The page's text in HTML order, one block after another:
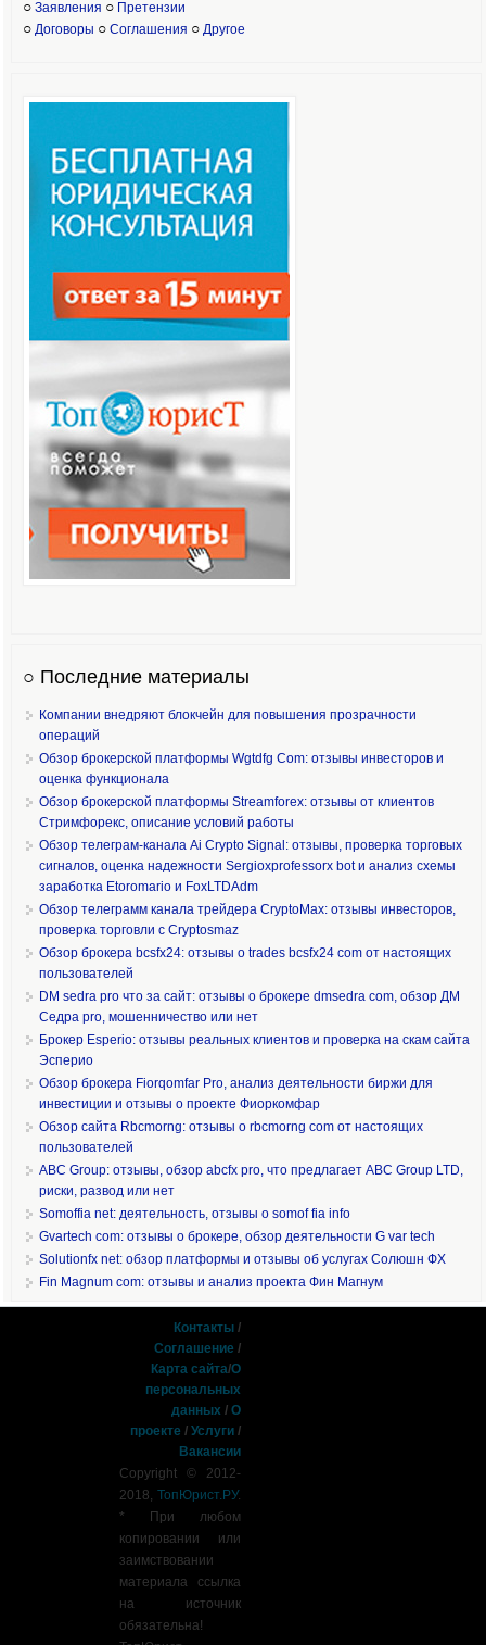
○ Заявления ○ Претензии
○ Договоры ○ Соглашения ○ Другое
○ Последние материалы
Компании внедряют блокчейн для повышения прозрачности
операций
Обзор брокерской платформы Wgtdfg Com: отзывы инвесторов и
оценка функционала
Обзор брокерской платформы Streamforex: отзывы от клиентов
Стримфорекс, описание условий работы
Обзор телеграм-канала Ai Crypto Signal: отзывы, проверка торговых
сигналов, оценка надежности Sergioxprofessorx bot и анализ схемы
заработка Etoromario и FoxLTDAdm
Обзор телеграмм канала трейдера CryptoMax: отзывы инвесторов,
проверка торговли с Cryptosmaz
Обзор брокера bcsfx24: отзывы о trades bcsfx24 com от настоящих
пользователей
DM sedra pro что за сайт: отзывы о брокере dmsedra com, обзор ДМ
Седра pro, мошенничество или нет
Брокер Esperio: отзывы реальных клиентов и проверка на скам сайта
Эсперио
Обзор брокера Fiorqomfar Pro, анализ деятельности биржи для
инвестиции и отзывы о проекте Фиоркомфар
Обзор сайта Rbcmorng: отзывы о rbcmorng com от настоящих
пользователей
ABC Group: отзывы, обзор abcfx pro, что предлагает ABC Group LTD,
риски, развод или нет
Somoffia net: деятельность, отзывы о somof fia info
Gvartech com: отзывы о брокере, обзор деятельности G var tech
Solutionfx net: обзор платформы и отзывы об услугах Солюшн ФХ
Fin Magnum com: отзывы и анализ проекта Фин Магнум
Контакты /
Соглашение /
Карта сайта/О
персональных
данных /О
проекте /Услуги /
Вакансии
Copyright © 2012-
2018,ТопЮрист.РУ.
* При любом
копировании или
заимствовании
материала ссылка
на источник
обязательна!